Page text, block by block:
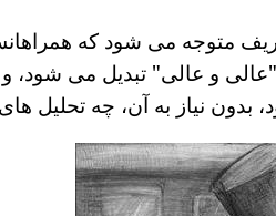
متوجه می شود که
"عالی و عالی" تبدیل می شود،
نیاز به آن، چه تحلیل